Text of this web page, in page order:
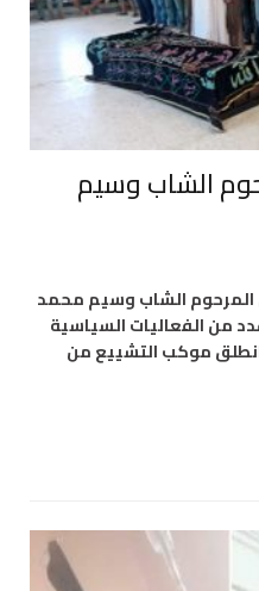
الشاب وسيم
المرحوم الشاب وسيم محمد
من الفعاليات السياسية
انطلق موكب التشييع من